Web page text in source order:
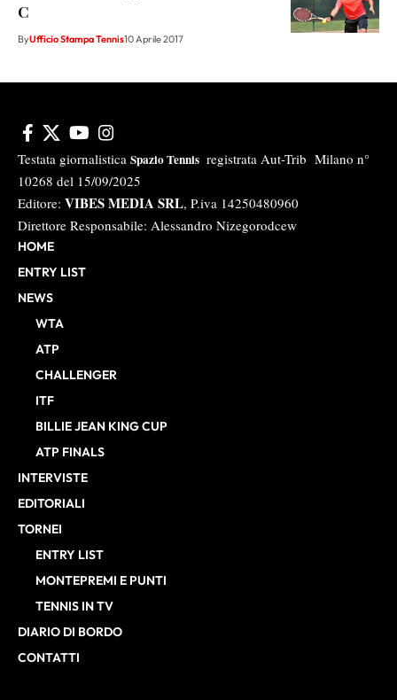
C
ByUfficio Stampa Tennis10 Aprile 2017
Testata giornalistica Spazio Tennis registrata Aut-Trib Milano n°
10268 del 15/09/2025
Editore: VIBES MEDIA SRL, P.iva 14250480960
Direttore Responsabile: Alessandro Nizegorodcew
HOME
ENTRY LIST
NEWS
WTA
ATP
CHALLENGER
ITF
BILLIE JEAN KING CUP
ATP FINALS
INTERVISTE
EDITORIALI
TORNEI
ENTRY LIST
MONTEPREMI E PUNTI
TENNIS IN TV
DIARIO DI BORDO
CONTATTI